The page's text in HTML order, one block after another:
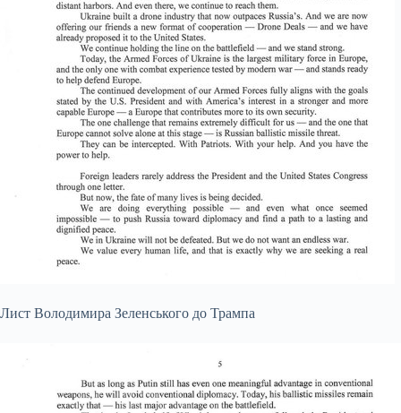
Лист Володимира Зеленського до Трампа